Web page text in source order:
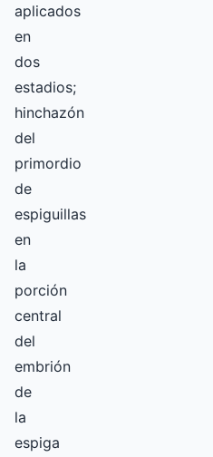
aplicados
en
dos
estadios;
hinchazón
del
primordio
de
espiguillas
en
la
porción
central
del
embrión
de
la
espiga